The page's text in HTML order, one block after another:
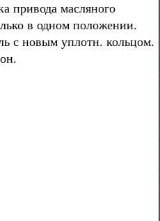
привода масляного
в одном положении.
с новым уплотн. кольцом.